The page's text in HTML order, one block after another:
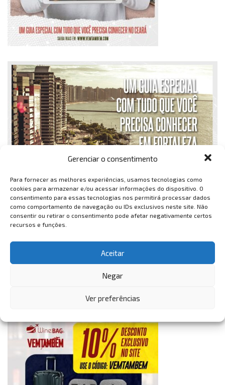
Gerenciar o consentimento
Para fornecer as melhores experiências, usamos tecnologias como
cookies para armazenar e/ou acessar informações do dispositivo. O
consentimento para essas tecnologias nos permitirá processar dados
como comportamento de navegação ou IDs exclusivos neste site. Não
consentir ou retirar o consentimento pode afetar negativamente certos
recursos e funções.
Aceitar
Negar
Ver preferências